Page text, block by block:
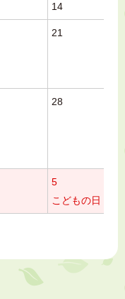
14
21
28
5
こどもの日